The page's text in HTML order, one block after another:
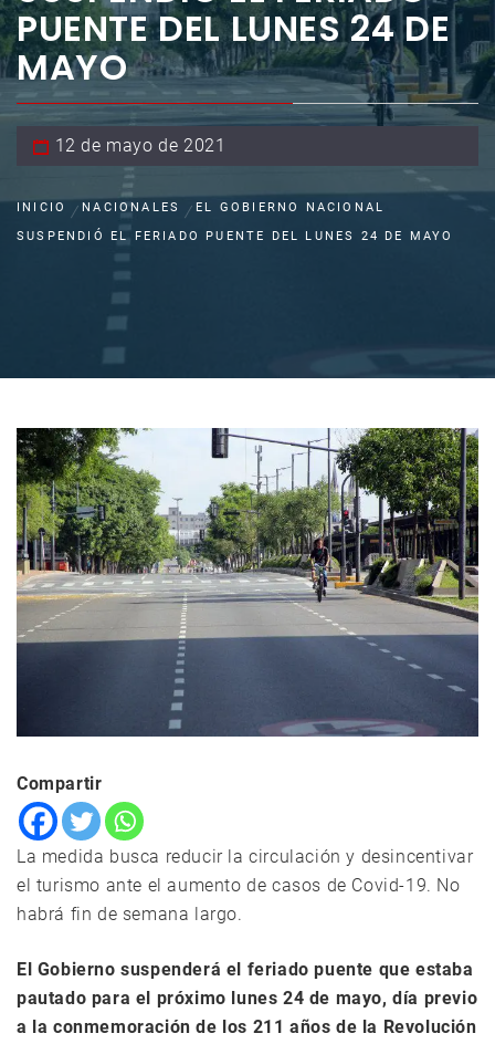
PUENTE DEL LUNES 24 DE
MAYO
12 de mayo de 2021
INICIO NACIONALES
EL GOBIERNO NACIONAL
SUSPENDIÓ EL FERIADO PUENTE DEL LUNES 24 DE MAYO
Compartir
La medida busca reducir la circulación y desincentivar
el turismo ante el aumento de casos de Covid-19. No
habrá fin de semana largo.
El Gobierno suspenderá el feriado puente que estaba
pautado para el próximo lunes 24 de mayo, día previo
a la conmemoración de los 211 años de la Revolución